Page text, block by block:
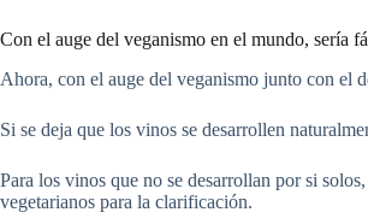
Con el auge del veganismo en el mundo, sería
Ahora, con el auge del veganismo junto con el
Si se deja que los vinos se desarrollen
Para los vinos que no se desarrollan por si
vegetarianos para la clarificación.